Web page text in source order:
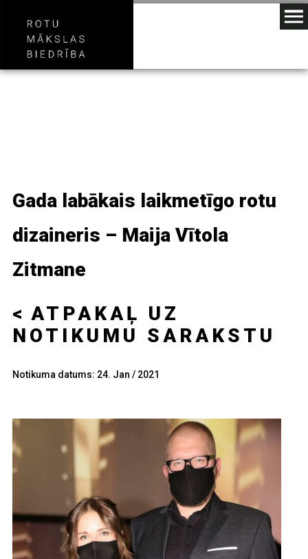
ATPAKAĻ UZ
NOTIKUMU SARAKSTU
Notikuma datums: 24. Jan / 2021
Gada labākais laikmetīgo rotu
dizaineris – Maija Vītola
Zitmane